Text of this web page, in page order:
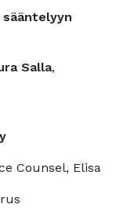
sääntelyyn
Salla,
Counsel, Elisa